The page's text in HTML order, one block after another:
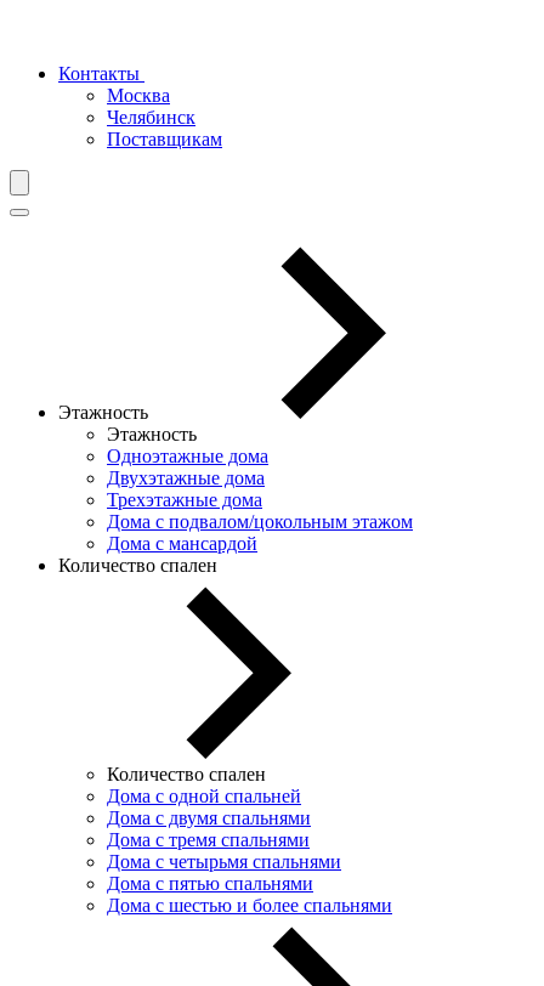
Контакты
Москва
Челябинск
Поставщикам
Этажность
Этажность
Одноэтажные дома
Двухэтажные дома
Трехэтажные дома
Дома с подвалом/цокольным этажом
Дома с мансардой
Количество спален
Количество спален
Дома с одной спальней
Дома с двумя спальнями
Дома с тремя спальнями
Дома с четырьмя спальнями
Дома с пятью спальнями
Дома с шестью и более спальнями